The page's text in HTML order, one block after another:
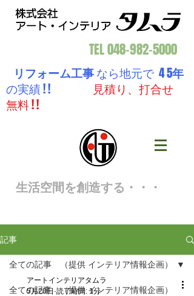
TEL048-982-5000
リフォーム工事なら地元で 4 5年
の実績 ! !
見積り、打合せ
無料 ! !
生活空間を創造する・・・
記事
全ての記事 （提供 インテリア情報企画）
全ての記事 （提供 インテリア情報企画）
アートインテリアタムラ
5月20日 読了時間: 1分